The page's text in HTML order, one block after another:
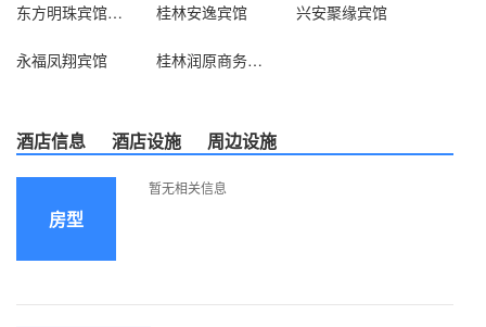
东方明珠宾馆（兴安南楼店） 桂林安逸宾馆 兴安聚缘宾馆
永福凤翔宾馆 桂林润原商务宾馆
酒店信息 酒店设施 周边设施
房型
暂无相关信息